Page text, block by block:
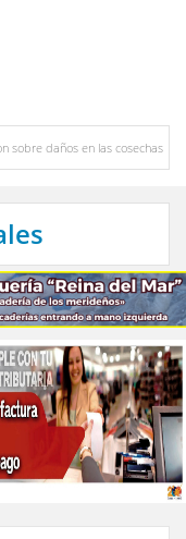
en las cosechas de los